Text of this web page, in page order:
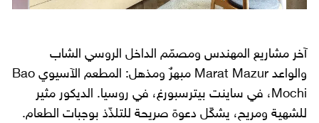
آخر مشاريع المهندس ومصمّم الداخل الروسي الشاب
والواعد Marat Mazur مبهرٌ ومذهل: المطعم الآسيوي Bao
Mochi، في ساينت بيترسبورغ، في روسيا. الديكور مثير
للشهية ومريح، يشكّل دعوة صريحة للتلذّذ بوجبات الطعام.